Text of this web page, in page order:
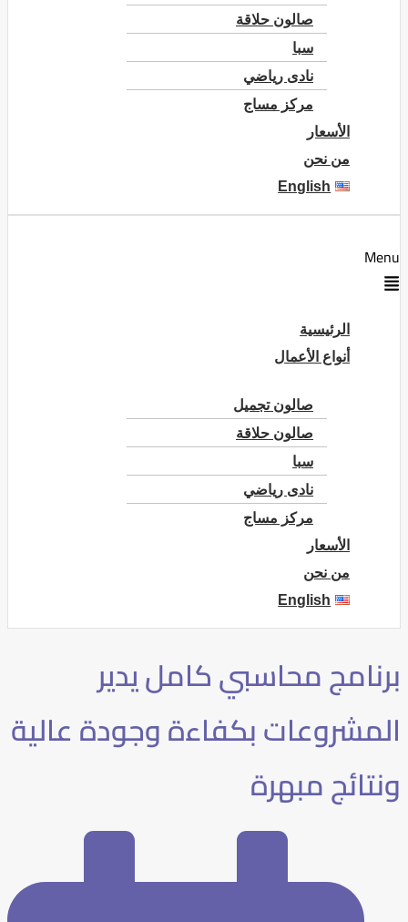
صالون حلاقة
سبا
نادى رياضي
مركز مساج
الأسعار
من نحن
English
Menu
الرئيسية
أنواع الأعمال
صالون تجميل
صالون حلاقة
سبا
نادى رياضي
مركز مساج
الأسعار
من نحن
English
برنامج محاسبي كامل يدير
المشروعات بكفاءة وجودة عالية
ونتائج مبهرة